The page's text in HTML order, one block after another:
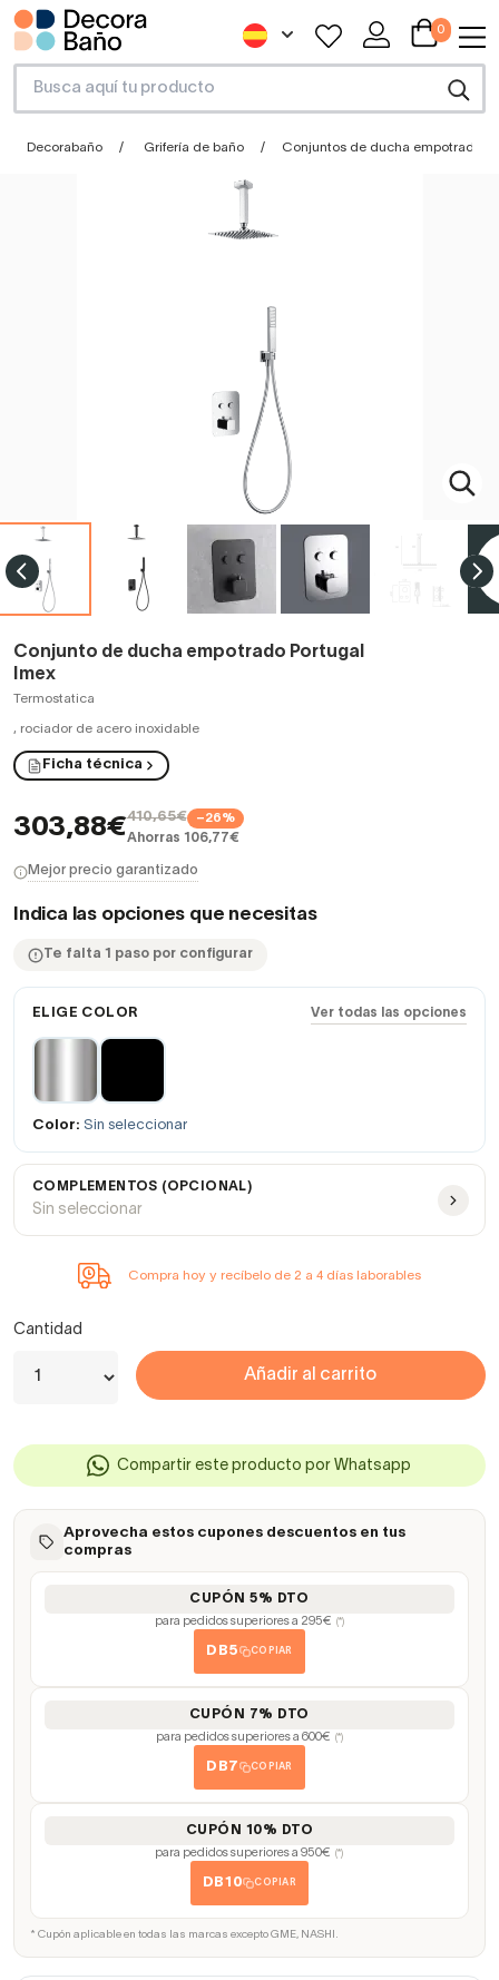
0
Decorabaño Grifería de baño Conjuntos de ducha empotrados
Conjunto de ducha empotrado Portugal
Imex
Termostatica
, rociador de acero inoxidable
Ficha técnica
303,88€410,65€ −26%
Ahorras 106,77€
Mejor precio garantizado
Indica las opciones que necesitas
Te falta 1 paso por configurar
ELIGE COLOR Ver todas las opciones
Color: Sin seleccionar
COMPLEMENTOS (OPCIONAL)
Sin seleccionar
Compra hoy y recíbelo de 2 a 4 días laborables
Cantidad
Añadir al carrito
Compartir este producto por Whatsapp
Aprovecha estos cupones descuentos en tus
compras
CUPÓN 5% DTO
para pedidos superiores a 295€ (*)
DB5 COPIAR
CUPÓN 7% DTO
para pedidos superiores a 600€ (*)
DB7 COPIAR
CUPÓN 10% DTO
para pedidos superiores a 950€ (*)
DB10 COPIAR
* Cupón aplicable en todas las marcas excepto GME, NASHI.